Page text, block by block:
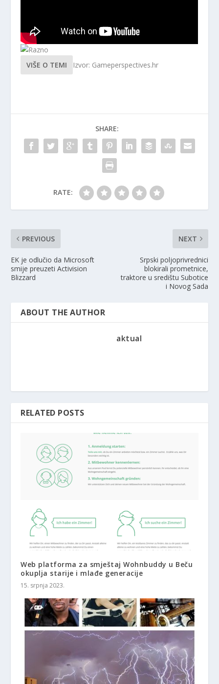
VIŠE O TEMI Izvor: Gameperspectives.hr
SHARE:
RATE:
PREVIOUS
EK je odlučio da Microsoft
smije preuzeti Activision
Blizzard
NEXT
Srpski poljoprivrednici
blokirali prometnice,
traktore u središtu Subotice
i Novog Sada
ABOUT THE AUTHOR
aktual
RELATED POSTS
Web platforma za smještaj Wohnbuddy u Beču
okuplja starije i mlađe generacije
15. srpnja 2023.